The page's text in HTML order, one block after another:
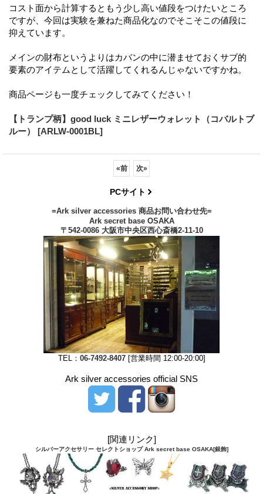
コスト面から計算するともう少し高い値段をつけたいところ
ですが、今回は実験を兼ねた商品化なのでそこそこの値段に
抑えています。
メインの財布というよりはカバンの中に潜ませておくサブ的
要素のアイテムとして活躍してくれるんじゃないですかね。
商品ページも一度チェックしてみてください！
【トランプ柄】good luck ミニレザーウォレット（コバルトブ
ルー） [ARLW-0001BL]
«前 次»
PCサイト
=Ark silver accessories 商品お問い合わせ先=
Ark secret base OSAKA
〒542-0086 大阪市中央区西心斎橋2-11-10
TEL： 06-7492-8407[営業時間 12:00-20:00]
Ark silver accessories official SNS
[関連リンク]
シルバーアクセサリー セレクトショップ Ark secret base OSAKA[銀飾]